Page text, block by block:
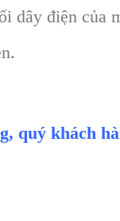
dây điện của
khách